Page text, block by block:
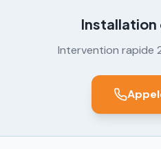
Intervention rapide